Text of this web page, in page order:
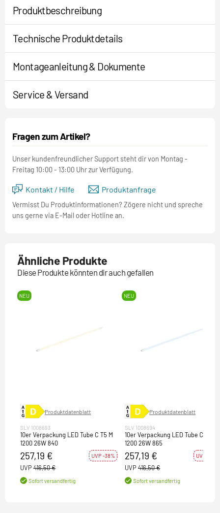
Produktbeschreibung
Technische Produktdetails
Montageanleitung & Dokumente
Service & Versand
Fragen zum Artikel?
Unser kundenfreundlicher Support steht dir von Montag -
Freitag 10:00 - 13:00 Uhr zur Verfügung.
Kontakt / Hilfe Produktanfrage
Vermisst Du Produktinformationen? Zögere nicht und spreche
uns gerne via E-Mail oder Hotline an.
Ähnliche Produkte
Diese Produkte könnten dir auch gefallen
NEU
Produktdatenblatt
SLV 1008693
10er Verpackung LED Tube C T5 M
1200 26W 840
257,19 € UVP -38%
UVP 416,50 €
Sofort versandfertig
NEU
Produktdatenblatt
SLV 1008694
10er Verpackung LED Tube C T5 M
1200 26W 865
257,19 € UVP -38%
UVP 416,50 €
Sofort versandfertig